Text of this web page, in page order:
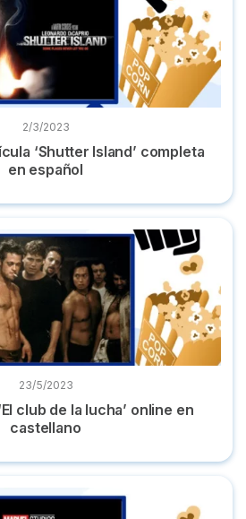
2/3/2023
‘Shutter Island’ completa
en español
la lucha’ online en castellano
23/5/2023
club de la lucha’ online en
castellano
online la miniserie en castellano